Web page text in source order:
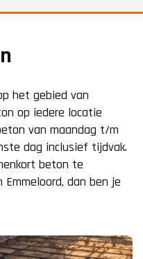
het gebied van
op iedere locatie
van maandag t/m
dag inclusief tijdvak.
beton te
dan ben je